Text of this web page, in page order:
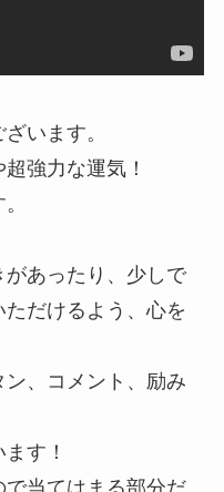
います。
強力な運気！
があったり、少しで
だけるよう、心を
、コメント、励み
す！
当てはまる部分だ